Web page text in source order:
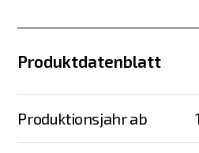
Produktdatenblatt
Produktionsjahr ab